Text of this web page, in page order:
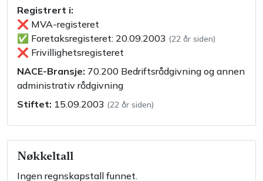
Registrert i:
❌ MVA-registeret
✅ Foretaksregisteret: 20.09.2003 (22 år siden)
❌ Frivillighetsregisteret
NACE-Bransje: 70.200 Bedriftsrådgivning og annen
administrativ rådgivning
Stiftet: 15.09.2003 (22 år siden)
Nøkkeltall
Ingen regnskapstall funnet.